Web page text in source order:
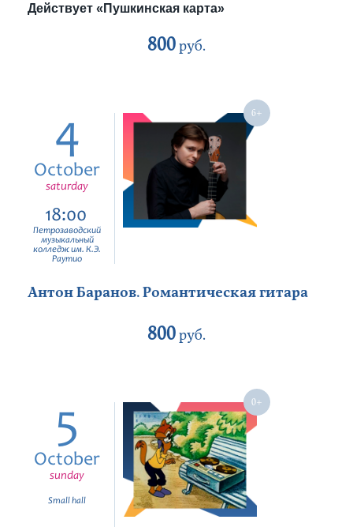
Действует «Пушкинская карта»
800руб.
4
October
saturday
18:00
Петрозаводский
музыкальный
колледж им. К.Э.
Раутио
Антон Баранов. Романтическая гитара
800руб.
5
October
sunday
Small hall